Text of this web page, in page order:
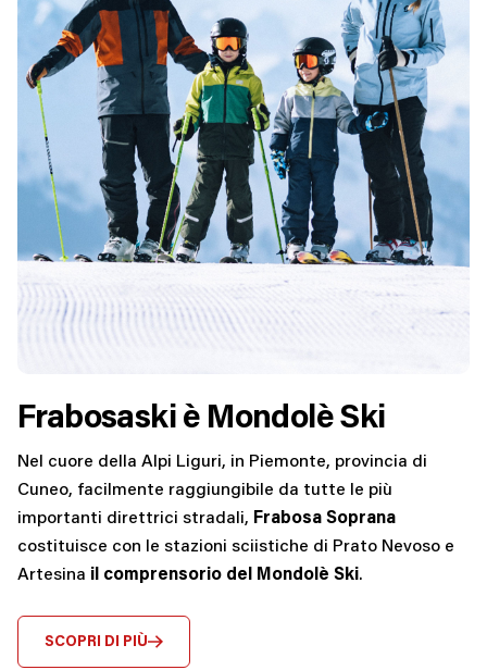
Frabosaski è Mondolè Ski
Nel cuore della Alpi Liguri, in Piemonte, provincia di
Cuneo, facilmente raggiungibile da tutte le più
importanti direttrici stradali, Frabosa Soprana
costituisce con le stazioni sciistiche di Prato Nevoso e
Artesina il comprensorio del Mondolè Ski.
SCOPRI DI PIÙ